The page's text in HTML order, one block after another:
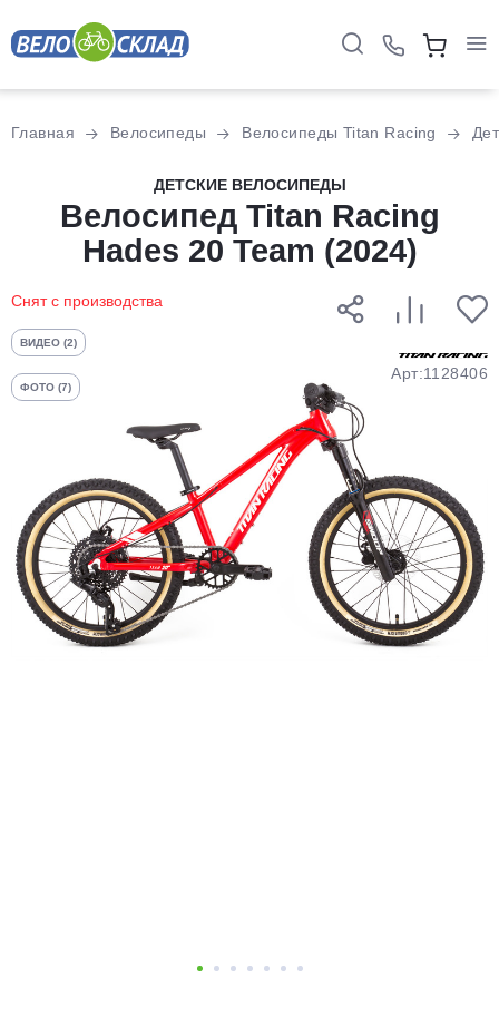
Главная Велосипеды Велосипеды Titan Racing
ДЕТСКИЕ ВЕЛОСИПЕДЫ
Велосипед Titan Racing
Hades 20 Team (2024)
Снят с производства
ВИДЕО (2)
ФОТО (7)
Арт:1128406
Разбейте
оплатуна части
без переплат
График платежей
Добавляйте товары
в корзину
Оплачивайте сегодня только